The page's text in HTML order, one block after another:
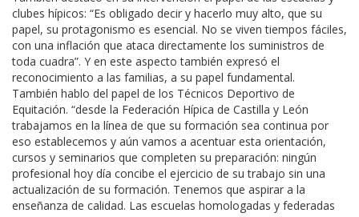
clubes hípicos: “Es obligado decir y hacerlo muy alto, que su
papel, su protagonismo es esencial. No se viven tiempos fáciles,
con una inflación que ataca directamente los suministros de
toda cuadra”. Y en este aspecto también expresó el
reconocimiento a las familias, a su papel fundamental.
También hablo del papel de los Técnicos Deportivo de
Equitación. “desde la Federación Hípica de Castilla y León
trabajamos en la línea de que su formación sea continua por
eso establecemos y aún vamos a acentuar esta orientación,
cursos y seminarios que completen su preparación: ningún
profesional hoy día concibe el ejercicio de su trabajo sin una
actualización de su formación. Tenemos que aspirar a la
enseñanza de calidad. Las escuelas homologadas y federadas